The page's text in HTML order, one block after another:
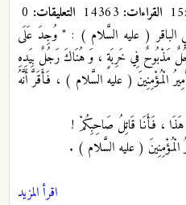
القراءات: التعليقات:
الباقر ( عليه السَّلام ) : " وُجِدَ عَلَى
مَذْبُوحٌ فِي خَرِبَةٍ ، وَ هُنَاكَ رَجُلٌ بِيَدِهِ
الْمُؤْمِنِينَ ( عليه السَّلام ) ، فَأَقَرَّ أَنَّهُ
، فَأَنَا قَاتِلُ صَاحِبِكُمْ !
( عليه السَّلام ) .
اقرأ المزيد